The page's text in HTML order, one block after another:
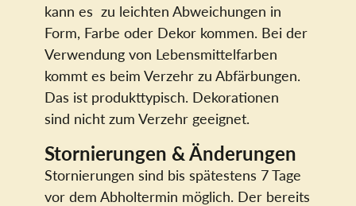
kann es zu leichten Abweichungen in
Form, Farbe oder Dekor kommen. Bei der
Verwendung von Lebensmittelfarben
kommt es beim Verzehr zu Abfärbungen.
Das ist produkttypisch. Dekorationen
sind nicht zum Verzehr geeignet.
Stornierungen & Änderungen
Stornierungen sind bis spätestens 7 Tage
vor dem Abholtermin möglich. Der bereits